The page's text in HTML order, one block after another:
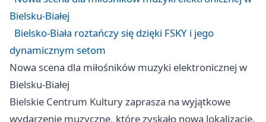
Bielsku-Białej
Bielsko-Biała roztańczy się dzięki FSKY i jego
dynamicznym setom
Nowa scena dla miłośników muzyki elektronicznej w
Bielsku-Białej
Bielskie Centrum Kultury zaprasza na wyjątkowe
wydarzenie muzyczne, które zyskało nową lokalizację.